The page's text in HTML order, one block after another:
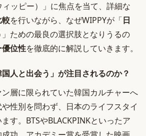
ッピー）」に焦点を当て、詳細な
較を行いながら、なぜWIPPYが「日
」ための最良の選択肢となりうるの
優位性を徹底的に解説していきます。
人と出会う」が注目されるのか？
層に限られていた韓国カルチャーへ
性別を問わず、日本のライフスタイ
す。BTSやBLACKPINKといったア